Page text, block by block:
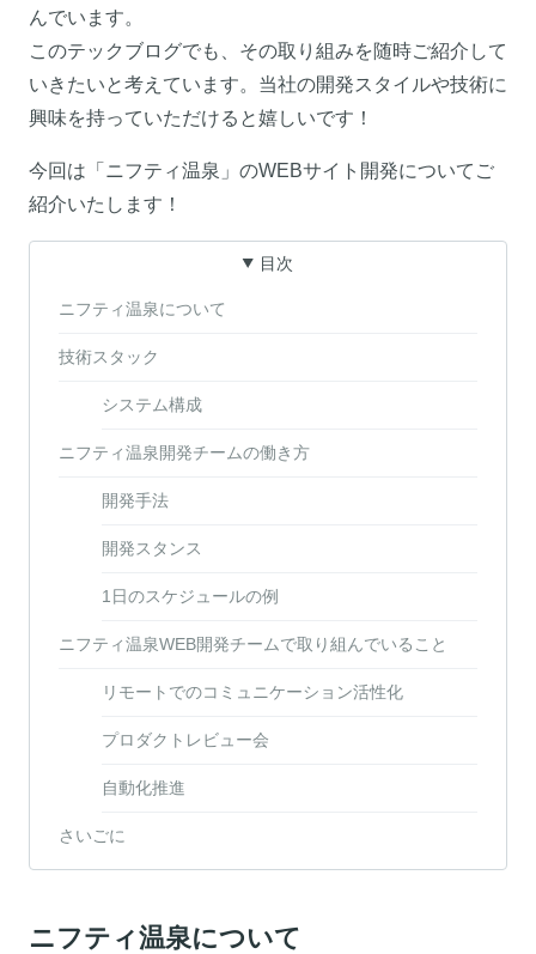
んでいます。
このテックブログでも、その取り組みを随時ご紹介して
いきたいと考えています。当社の開発スタイルや技術に
興味を持っていただけると嬉しいです！
今回は「ニフティ温泉」のWEBサイト開発についてご
紹介いたします！
目次
ニフティ温泉について
技術スタック
システム構成
ニフティ温泉開発チームの働き方
開発手法
開発スタンス
1日のスケジュールの例
ニフティ温泉WEB開発チームで取り組んでいること
リモートでのコミュニケーション活性化
プロダクトレビュー会
自動化推進
さいごに
ニフティ温泉について